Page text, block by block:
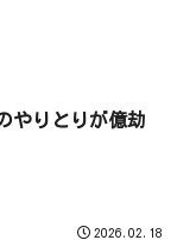
やりとりが億劫
2026.02.18